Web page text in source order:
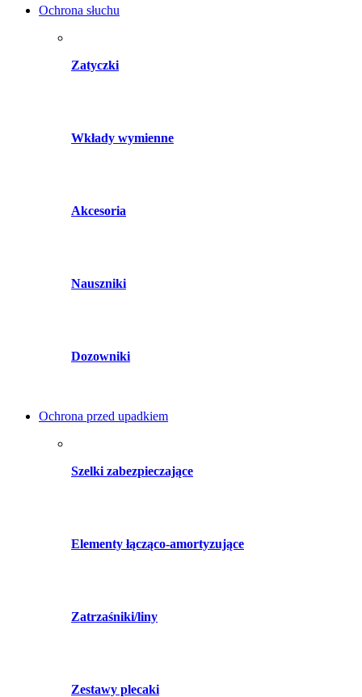
Ochrona słuchu
Zatyczki
Wkłady wymienne
Akcesoria
Nauszniki
Dozowniki
Ochrona przed upadkiem
Szelki zabezpieczające
Elementy łącząco-amortyzujące
Zatrzaśniki/liny
Zestawy plecaki